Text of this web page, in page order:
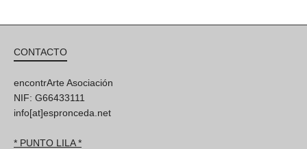
CONTACTO
encontrArte Asociación
NIF: G66433111
info[at]espronceda.net
* PUNTO LILA *